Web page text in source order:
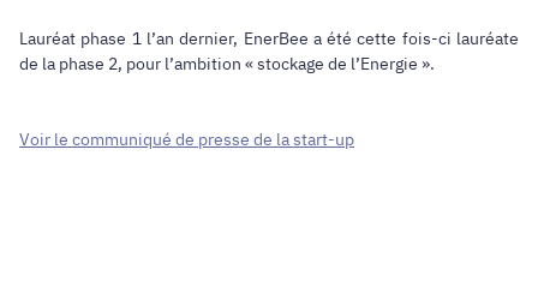
Lauréat phase 1 l’an dernier, EnerBee a été cette fois-ci lauréate
de la phase 2, pour l’ambition « stockage de l’Energie ».
Voir le communiqué de presse de la start-up